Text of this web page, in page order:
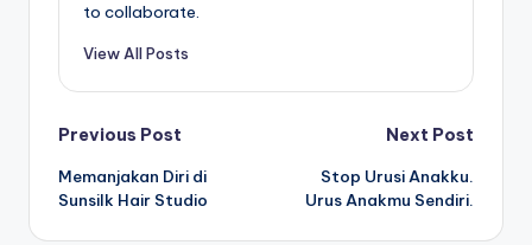
to collaborate.
View All Posts
Post
navigation
Previous Post
Memanjakan Diri di
Sunsilk Hair Studio
Next Post
Stop Urusi Anakku.
Urus Anakmu Sendiri.